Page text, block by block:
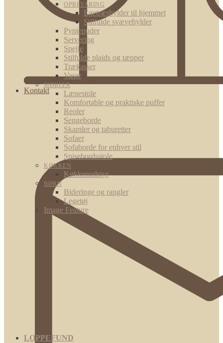
Kontakt
OPBEVARING
Egetræshylder til hjemmet
Stilfulde svævehylder
Pyntepuder
Servering
Spejle
Stilfulde plaids og tæpper
Trækasser
Vaser
MØBLER
Lænestole
Komfortable og praktiske puffer
Reoler
Sengeborde
Skamler og taburetter
Sofaer
Sofaborde for enhver stil
Spisebordsstole
KØKKEN
Køkkenudstyr
BØRN
Bideringe og rangler
Legetøj
Image Feature
LOPPEFUND